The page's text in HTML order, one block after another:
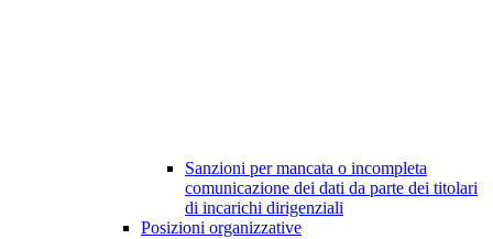
Sanzioni per mancata o incompleta
comunicazione dei dati da parte dei titolari
di incarichi dirigenziali
Posizioni organizzative